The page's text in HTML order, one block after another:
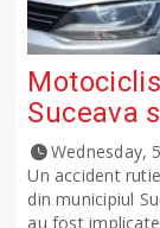
Suceava
Wednesday,
Un accident
din municipiul
au fost